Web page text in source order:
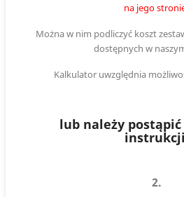
na jego
Można w nim podliczyć koszt
dostępnych w
Kalkulator uwzględnia
lub należy
2.